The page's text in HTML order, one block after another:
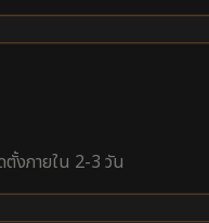
ตั้งภายใน 2-3 วัน